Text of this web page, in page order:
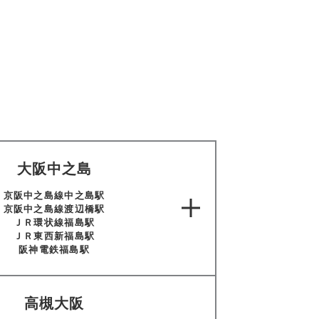
大阪中之島
京阪中之島線中之島駅
京阪中之島線渡辺橋駅
ＪＲ環状線福島駅
ＪＲ東西新福島駅
阪神電鉄福島駅
高槻大阪